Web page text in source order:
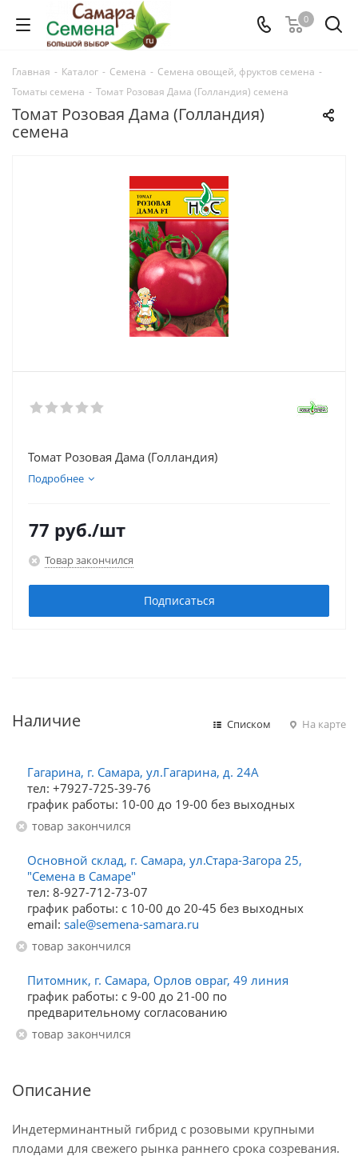
0
Главная - Каталог - Семена - Семена овощей, фруктов семена -
Томаты семена - Томат Розовая Дама (Голландия) семена
Томат Розовая Дама (Голландия)
семена
Томат Розовая Дама (Голландия)
Подробнее
77 руб./шт
Товар закончился
Подписаться
Наличие Списком На карте
Гагарина, г. Самара, ул.Гагарина, д. 24А
тел: +7927-725-39-76
график работы: 10-00 до 19-00 без выходных
Товар закончился
Основной склад, г. Самара, ул.Стара-Загора 25,
"Семена в Самаре"
тел: 8-927-712-73-07
график работы: с 10-00 до 20-45 без выходных
email: sale@semena-samara.ru
Товар закончился
Питомник, г. Самара, Орлов овраг, 49 линия
график работы: с 9-00 до 21-00 по
предварительному согласованию
Товар закончился
Описание
Индетерминантный гибрид с розовыми крупными
плодами для свежего рынка раннего срока созревания.